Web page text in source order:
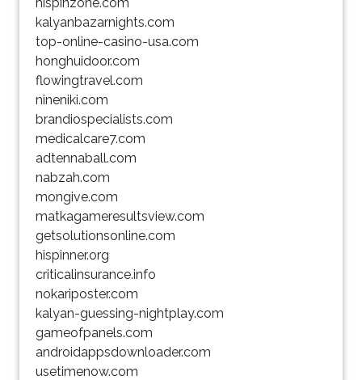
kalyanbazarnights.com
top-online-casino-usa.com
honghuidoor.com
flowingtravel.com
nineniki.com
brandiospecialists.com
medicalcare7.com
adtennaball.com
nabzah.com
mongive.com
matkagameresultsview.com
getsolutionsonline.com
hispinner.org
criticalinsurance.info
nokariposter.com
kalyan-guessing-nightplay.com
gameofpanels.com
androidappsdownloader.com
usetimenow.com